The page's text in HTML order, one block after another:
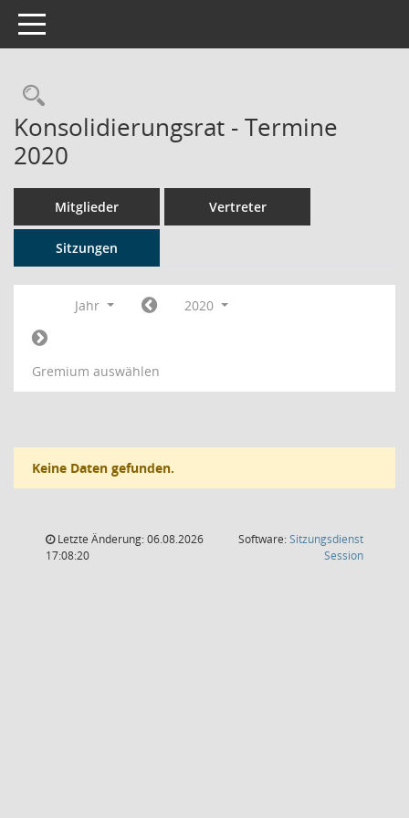
Toggle navigation
Rechercheauswahl
Konsolidierungsrat - Termine
2020
Mitglieder Vertreter
Sitzungen
Jahr 2020
Gremium auswählen
Keine Daten gefunden.
Letzte Änderung: 06.08.2026
17:08:20
Software:Sitzungsdienst
Session(Wird in